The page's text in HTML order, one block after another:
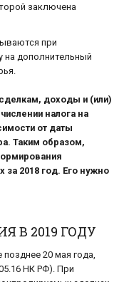
заключена
при
на дополнительный
доходы и (или)
налога на
от даты
Таким образом,
2018 год. Его нужно
В 2019 ГОДУ
20 мая года,
НК РФ). При